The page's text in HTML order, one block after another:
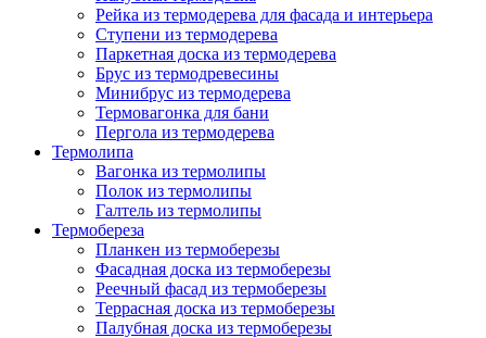
Рейка из термодерева для фасада и интерьера
Ступени из термодерева
Паркетная доска из термодерева
Брус из термодревесины
Минибрус из термодерева
Термовагонка для бани
Пергола из термодерева
Термолипа
Вагонка из термолипы
Полок из термолипы
Галтель из термолипы
Термобереза
Планкен из термоберезы
Фасадная доска из термоберезы
Реечный фасад из термоберезы
Террасная доска из термоберезы
Палубная доска из термоберезы